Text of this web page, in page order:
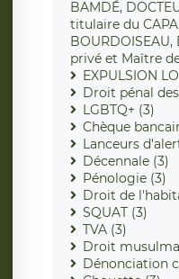
BAMDÉ,
titulaire du
BOURDOISEAU,
privé et Maître
EXPULSION
Droit pénal
LGBTQ+ (3)
Chèque
Lanceurs
Décennale (3)
Pénologie (3)
Droit de
SQUAT (3)
TVA (3)
Droit
Dénonciation